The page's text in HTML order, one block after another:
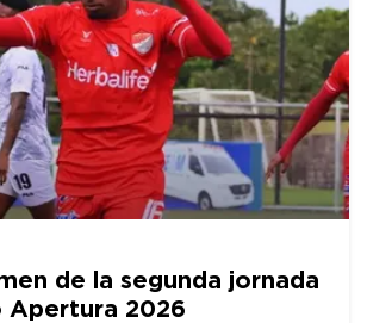
de la segunda jornada
Apertura 2026